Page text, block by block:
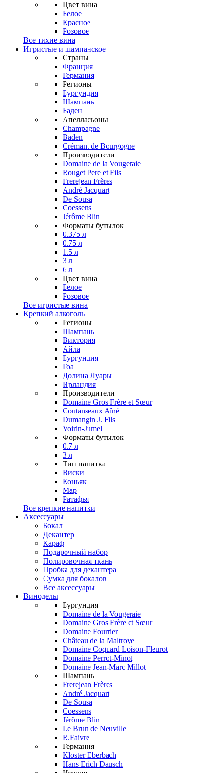
Цвет вина
Белое
Красное
Розовое
Все тихие вина
Игристые и шампанское
Страны
Франция
Германия
Регионы
Бургундия
Шампань
Баден
Апелласьоны
Champagne
Baden
Crémant de Bourgogne
Производители
Domaine de la Vougeraie
Rouget Pere et Fils
Frerejean Frères
André Jacquart
De Sousa
Coessens
Jérôme Blin
Форматы бутылок
0.375 л
0.75 л
1.5 л
3 л
6 л
Цвет вина
Белое
Розовое
Все игристые вина
Крепкий алкоголь
Регионы
Шампань
Виктория
Айла
Бургундия
Гоа
Долина Луары
Ирландия
Производители
Domaine Gros Frère et Sœur
Coutanseaux Aîné
Dumangin J. Fils
Voirin-Jumel
Форматы бутылок
0.7 л
3 л
Тип напитка
Виски
Коньяк
Мар
Ратафья
Все крепкие напитки
Аксессуары
Бокал
Декантер
Караф
Подарочный набор
Полировочная ткань
Пробка для декантера
Сумка для бокалов
Все аксессуары
Виноделы
Бургундия
Domaine de la Vougeraie
Domaine Gros Frère et Sœur
Domaine Fourrier
Château de la Maltroye
Domaine Coquard Loison-Fleurot
Domaine Perrot-Minot
Domaine Jean-Marc Millot
Шампань
Frerejean Frères
André Jacquart
De Sousa
Coessens
Jérôme Blin
Le Brun de Neuville
R.Faivre
Германия
Kloster Eberbach
Hans Erich Dausch